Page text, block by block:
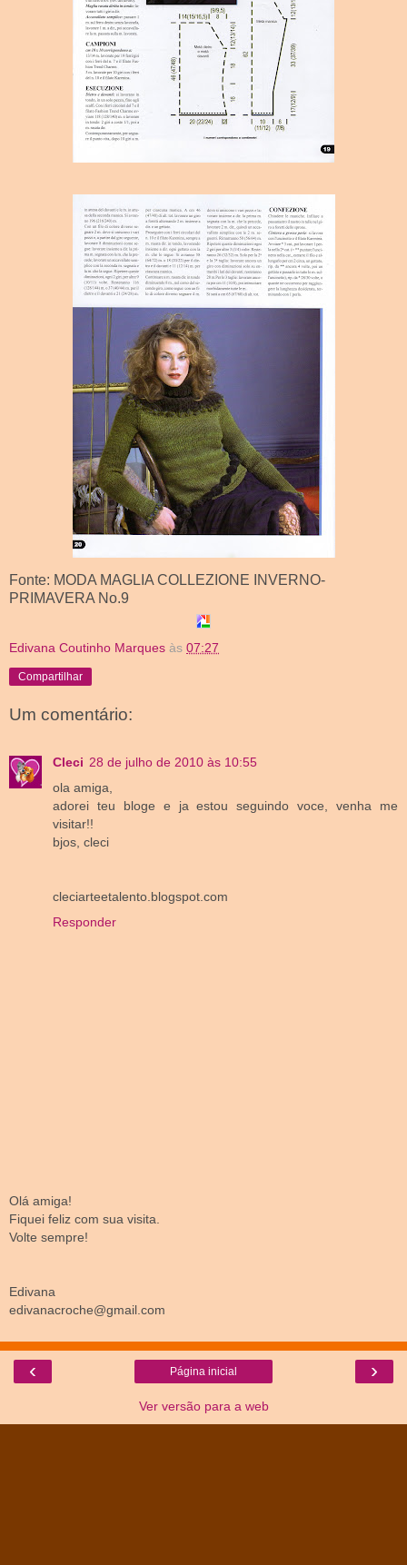
Fonte: MODA MAGLIA COLLEZIONE INVERNO-
PRIMAVERA No.9
Edivana Coutinho Marques às 07:27
Compartilhar
Um comentário:
Cleci 28 de julho de 2010 às 10:55
ola amiga,
adorei teu bloge e ja estou seguindo voce, venha me
visitar!!
bjos, cleci
cleciarteetalento.blogspot.com
Responder
Olá amiga!
Fiquei feliz com sua visita.
Volte sempre!
Edivana
edivanacroche@gmail.com
‹ ›
Página inicial
Ver versão para a web